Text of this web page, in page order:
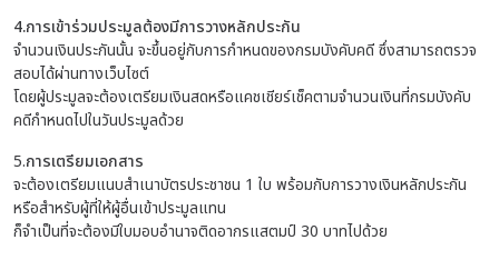
4.การเข้าร่วมประมูลต้องมีการวางหลักประกัน
จำนวนเงินประกันนั้น จะขึ้นอยู่กับการกำหนดของกรมบังคับคดี ซึ่งสามารถตรวจ
สอบได้ผ่านทางเว็บไซต์
โดยผู้ประมูลจะต้องเตรียมเงินสดหรือแคชเชียร์เช็คตามจำนวนเงินที่กรมบังคับ
คดีกำหนดไปในวันประมูลด้วย
5.การเตรียมเอกสาร
จะต้องเตรียมแนบสำเนาบัตรประชาชน 1 ใบ พร้อมกับการวางเงินหลักประกัน
หรือสำหรับผู้ที่ให้ผู้อื่นเข้าประมูลแทน
ก็จำเป็นที่จะต้องมีใบมอบอำนาจติดอากรแสตมป์ 30 บาทไปด้วย